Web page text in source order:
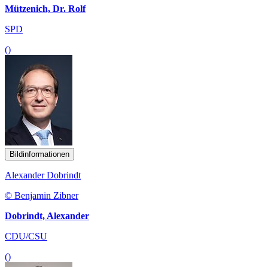
Mützenich, Dr. Rolf
SPD
()
Bildinformationen
Alexander Dobrindt
© Benjamin Zibner
Dobrindt, Alexander
CDU/CSU
()